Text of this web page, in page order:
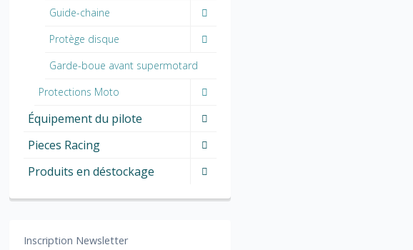
Guide-chaine
Protège disque
Garde-boue avant supermotard
Protections Moto
Équipement du pilote
Pieces Racing
Produits en déstockage
Inscription Newsletter